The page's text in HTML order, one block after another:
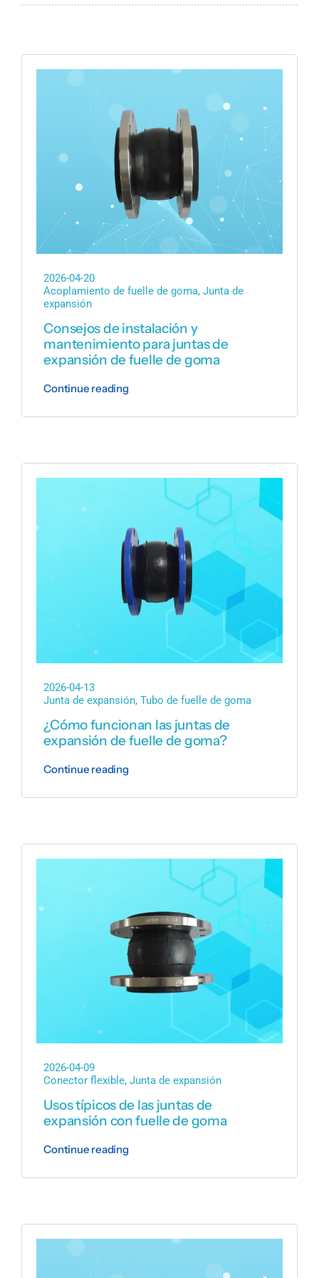
Compensador de fuelle
Manguera de metal
Junta de desmontaje
2026-04-20
Acoplamiento de fuelle de goma,Junta de
expansión
Consejos de instalación y
mantenimiento para juntas de
expansión de fuelle de goma
Continue reading
2026-04-13
Junta de expansión,Tubo de fuelle de goma
¿Cómo funcionan las juntas de
expansión de fuelle de goma?
Continue reading
2026-04-09
Conector flexible,Junta de expansión
Usos típicos de las juntas de
expansión con fuelle de goma
Continue reading